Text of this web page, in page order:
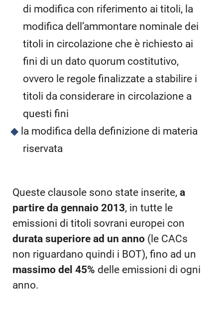
di modifica con riferimento ai titoli, la
modifica dell’ammontare nominale dei
titoli in circolazione che è richiesto ai
fini di un dato quorum costitutivo,
ovvero le regole finalizzate a stabilire i
titoli da considerare in circolazione a
questi fini
la modifica della definizione di materia
riservata
Queste clausole sono state inserite, a
partire da gennaio 2013, in tutte le
emissioni di titoli sovrani europei con
durata superiore ad un anno (le CACs
non riguardano quindi i BOT), fino ad un
massimo del 45% delle emissioni di ogni
anno.